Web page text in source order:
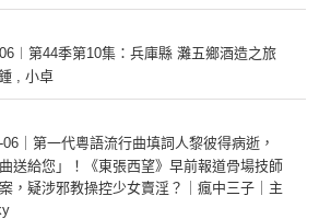
第44季第10集：兵庫縣 灘五鄉酒造之旅
, 小卓
06｜第一代粵語流行曲填詞人黎彼得病逝，
送給您」！《東張西望》早前報道骨場技師
，疑涉邪教操控少女賣淫？｜瘋中三子｜主